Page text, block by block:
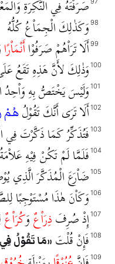
صَرَفْتَهُ فِي النَّكِرَةِ
وَكَذٰلِكَ الْجِمَاْعُ كُلُّهُ 98
أَلَا تَرَاْهُمْ صَرَفُوْاأَنْمَاْرًا 99
وَذٰلِكَ لأَنَّ هَذِهِ تَقَعُ 100
وَلَيْسَ يَخْتَصُّ بِهِ وَاْحِدُ 101
أَلَا تَرَى أَنَّكَ تَقُوْلُ هُمْ 102
فَتُذَكِّرُ كَمَا ذَكَّرْتَ فِي 103
فَلَمَّا لَمْ تَكُنْ فِيْهِ 104
ضَاْرَعَ الْمُذَكَّرَ الَّذِي 105
وَكَاْنَ هٰذَا مُسْتَوْجِبًا 106
إِذْ صُرِفَذِرَاْعٌوَكُرَاْعٌ 107
فَإِنْ قُلْتَ مَا تَقُوْلُ 108
109